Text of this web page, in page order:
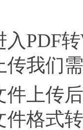
转
传我们
传后
件格式